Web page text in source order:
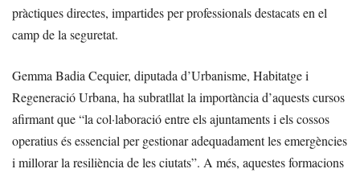
pràctiques directes, impartides per professionals destacats en el
camp de la seguretat.
Gemma Badia Cequier, diputada d’Urbanisme, Habitatge i
Regeneració Urbana, ha subratllat la importància d’aquests cursos
afirmant que “la col·laboració entre els ajuntaments i els cossos
operatius és essencial per gestionar adequadament les emergències
i millorar la resiliència de les ciutats”. A més, aquestes formacions